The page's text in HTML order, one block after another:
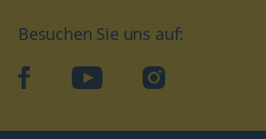
Besuchen Sie uns auf:
facebookYouTube Instagram